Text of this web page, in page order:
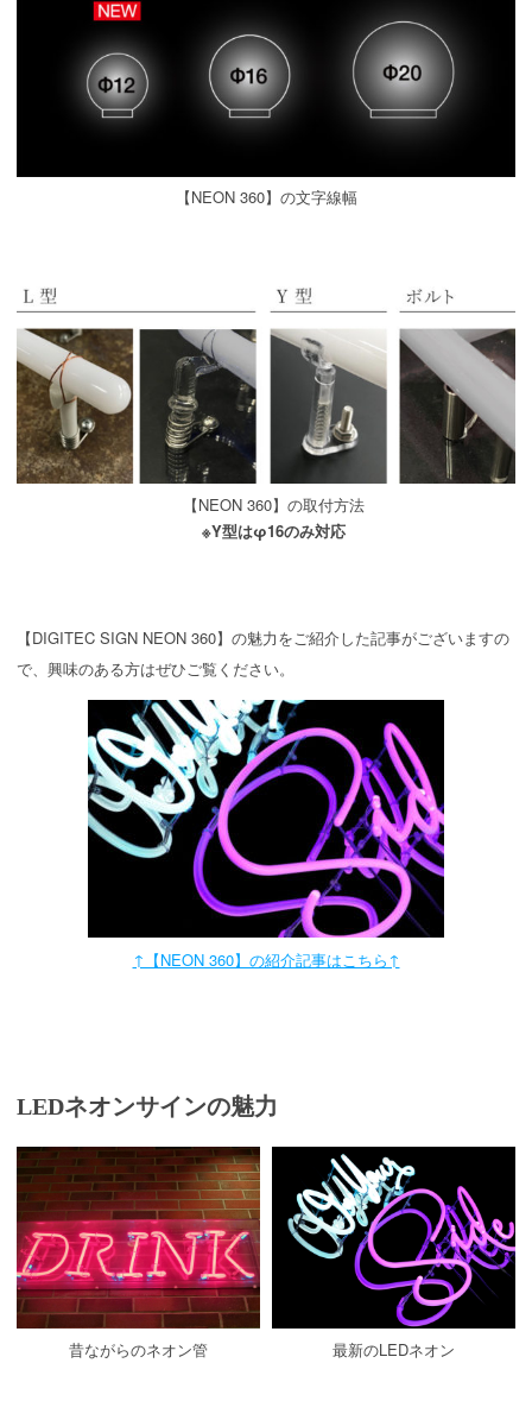
【NEON 360】の文字線幅
【NEON 360】の取付方法
※Y型はφ16のみ対応
【DIGITEC SIGN NEON 360】の魅力をご紹介した記事がございますの
で、興味のある方はぜひご覧ください。
↑【NEON 360】の紹介記事はこちら↑
LEDネオンサインの魅力
昔ながらのネオン管 最新のLEDネオン